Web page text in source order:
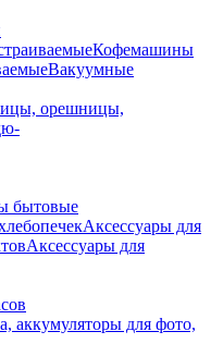
Кофемашины
Вакуумные
орешницы,
бытовые
Аксессуары для
Аксессуары для
аккумуляторы для фото,